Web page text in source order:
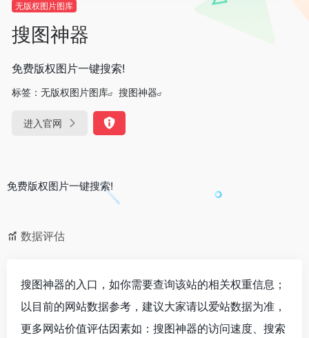
无版权图片图库
搜图神器
免费版权图片一键搜索!
标签： 无版权图片图库 搜图神器
进入官网
免费版权图片一键搜索!
数据评估
搜图神器的入口，如你需要查询该站的相关权重信息；
以目前的网站数据参考，建议大家请以爱站数据为准，
更多网站价值评估因素如：搜图神器的访问速度、搜索